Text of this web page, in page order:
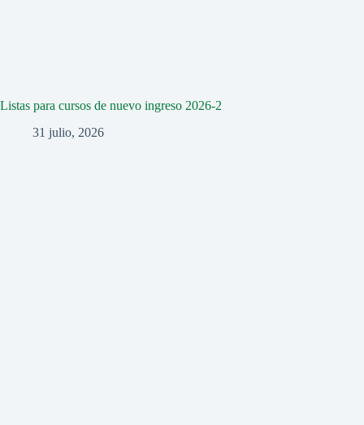
Listas para cursos de nuevo ingreso 2026-2
31 julio, 2026